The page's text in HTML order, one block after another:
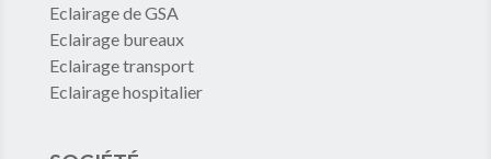
Eclairage de GSA
Eclairage bureaux
Eclairage transport
Eclairage hospitalier